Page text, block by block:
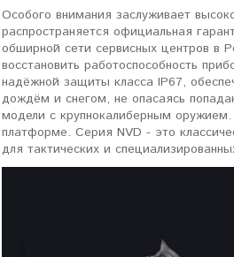
Особого внимания заслуживает
распространяется официальная
обширной сети сервисных центров в
восстановить работоспособность
надёжной защиты класса IP67,
дождём и снегом, не опасаясь
модели с крупнокалиберным
платформе. Серия NVD - это
для тактических и